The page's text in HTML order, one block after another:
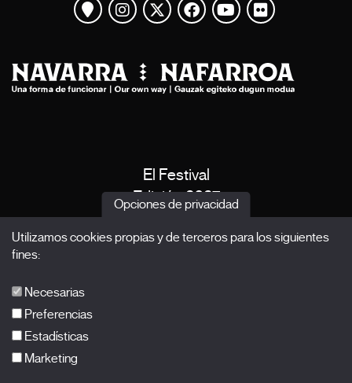
Ver mapa
Instagram
Twitter
Facebook
Youtube
Flickr
El Festival
Edición 2027
Acreditaciones
Opciones de privacidad
Utilizamos cookies propias y de terceros para los siguientes
fines:
Necesarias
Preferencias
Estadísticas
Marketing